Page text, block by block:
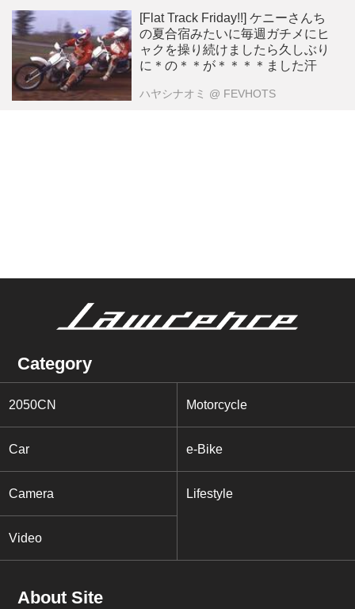
[Flat Track Friday!!] ケニーさんち
の夏合宿みたいに毎週ガチメにヒ
ャクを操り続けましたら久しぶり
に＊の＊＊が＊＊＊＊ました汗
ハヤシナオミ @ FEVHOTS
Category
2050CN Motorcycle
Car e-Bike
Camera Lifestyle
Video
About Site